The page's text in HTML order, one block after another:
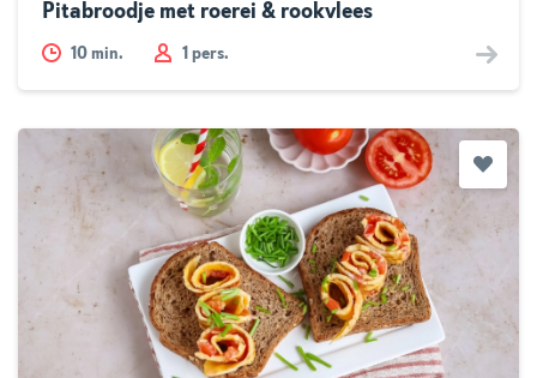
Pitabroodje met roerei & rookvlees
10 min. 1 pers.